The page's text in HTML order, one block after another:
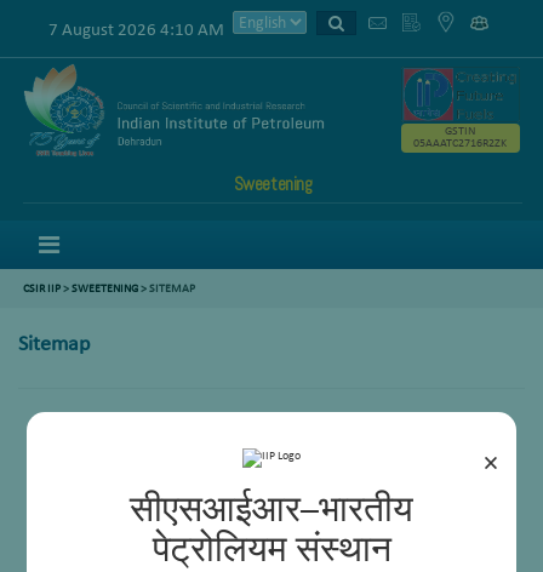
×
सीएसआईआर–भारतीय
पेट्रोलियम संस्थान
7 August 2026 4:10 AM
Sweetening
GSTIN
05AAATC2716R2ZK
CSIR IIP>SWEETENING> SITEMAP
Sitemap
Achievements